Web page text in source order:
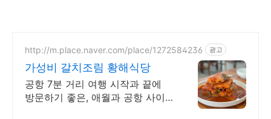
http://m.place.naver.com/place/1272584236 광고
가성비 갈치조림 황해식당
공항 7분 거리 여행 시작과 끝에
방문하기 좋은, 애월과 공항 사이